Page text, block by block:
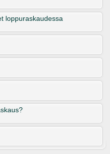
loppuraskaudessa